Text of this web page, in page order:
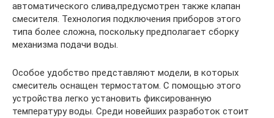
автоматического слива,предусмотрен также клапан
смесителя. Технология подключения приборов этого
типа более сложна, поскольку предполагает сборку
механизма подачи воды.
Особое удобство представляют модели, в которых
смеситель оснащен термостатом. С помощью этого
устройства легко установить фиксированную
температуру воды. Среди новейших разработок стоит